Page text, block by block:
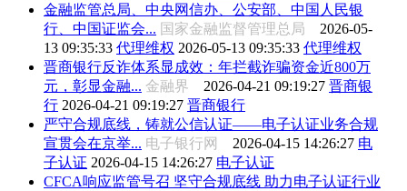
金融监管总局、中央网信办、公安部、中国人民银
行、中国证监会... 国家金融监督管理总局 2026-05-
13 09:35:33 代理维权 2026-05-13 09:35:33 代理维权
晋商银行反诈体系显成效：年拦截诈骗资金近800万
元，彰显金融... 金融界 2026-04-21 09:19:27 晋商银
行 2026-04-21 09:19:27 晋商银行
严守合规底线，铸就公信认证——电子认证业务合规
宣贯会在京举... 电子银行网 2026-04-15 14:26:27 电
子认证 2026-04-15 14:26:27 电子认证
CFCA响应监管号召 坚守合规底线 助力电子认证行业